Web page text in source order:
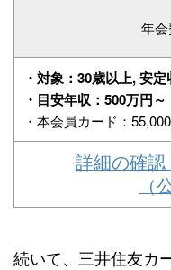
年
・対象：30歳以上, 安
・目安年収：500万円～
・本会員カード：
詳細の確
（
続いて、三井住友カ